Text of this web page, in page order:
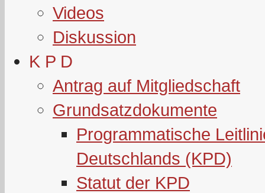
Videos
Diskussion
K P D
Antrag auf Mitgliedschaft
Grundsatzdokumente
Programmatische
Deutschlands (KPD)
Statut der KPD